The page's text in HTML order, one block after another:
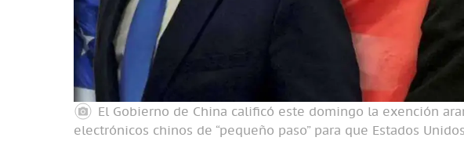
El Gobierno de China calificó este domingo la exención
electrónicos chinos de “pequeño paso” para que Estados